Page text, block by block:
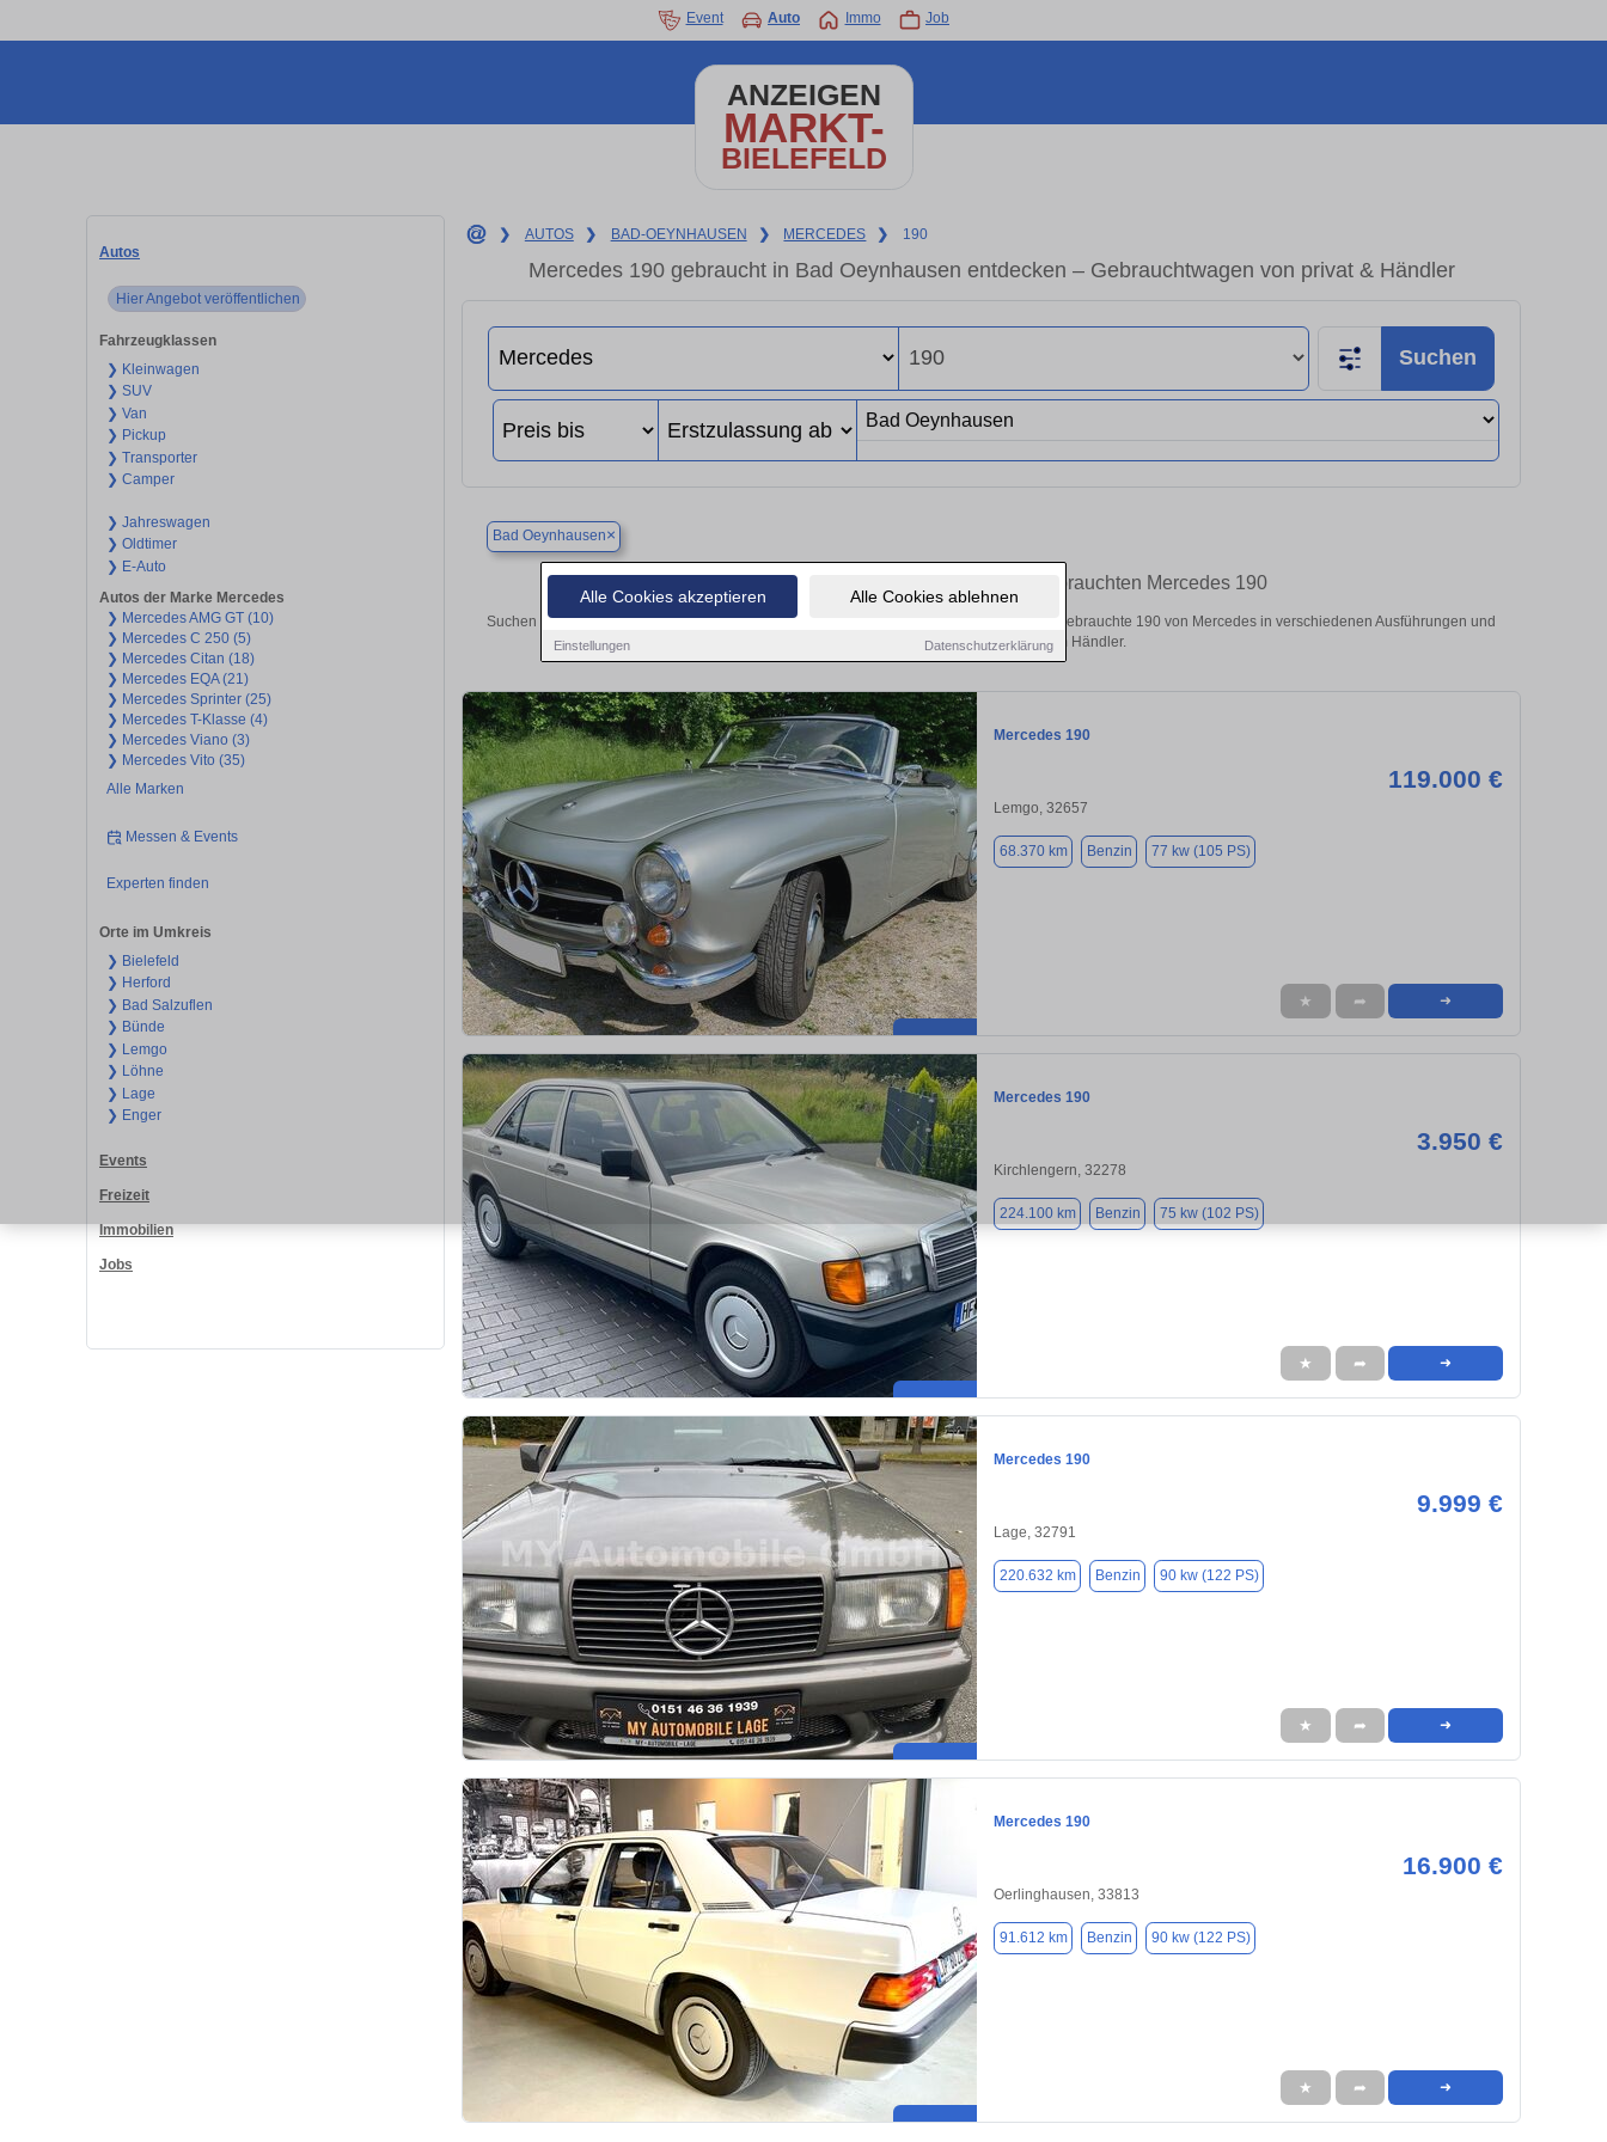
Alle Cookies akzeptieren Alle Cookies ablehnen
Einstellungen Datenschutzerklärung
Event Auto Immo Job
ANZEIGEN
MARKT-
BIELEFELD
Autos
Hier Angebot veröffentlichen
Fahrzeugklassen
❯ Kleinwagen
❯ SUV
❯ Van
❯ Pickup
❯ Transporter
❯ Camper
❯ Jahreswagen
❯ Oldtimer
❯ E-Auto
Autos der Marke Mercedes
❯ Mercedes AMG GT (10)
❯ Mercedes C 250 (5)
❯ Mercedes Citan (18)
❯ Mercedes EQA (21)
❯ Mercedes Sprinter (25)
❯ Mercedes T-Klasse (4)
❯ Mercedes Viano (3)
❯ Mercedes Vito (35)
Alle Marken
Messen & Events
Experten finden
Orte im Umkreis
❯ Bielefeld
❯ Herford
❯ Bad Salzuflen
❯ Bünde
❯ Lemgo
❯ Löhne
❯ Lage
❯ Enger
Events
Freizeit
Immobilien
Jobs
❯ AUTOS ❯ BAD-OEYNHAUSEN ❯ MERCEDES ❯ 190
Mercedes 190 gebraucht in Bad Oeynhausen entdecken – Gebrauchtwagen von privat & Händler
Suchen
Bad Oeynhausen×
Finden Sie in Bad Oeynhausen Ihren gebrauchten Mercedes 190
Suchen Sie in Bad Oeynhausen einen Mercedes 190 Gebrauchtwagen? Entdecken Sie gebrauchte 190 von Mercedes in verschiedenen Ausführungen und
Preisklassen von privat und vom Händler.
Mercedes 190
119.000 €
Lemgo, 32657
68.370 km Benzin 77 kw (105 PS)
★ ➦ ➜
Mercedes 190
3.950 €
Kirchlengern, 32278
224.100 km Benzin 75 kw (102 PS)
★ ➦ ➜
Mercedes 190
9.999 €
Lage, 32791
220.632 km Benzin 90 kw (122 PS)
★ ➦ ➜
Mercedes 190
16.900 €
Oerlinghausen, 33813
91.612 km Benzin 90 kw (122 PS)
★ ➦ ➜